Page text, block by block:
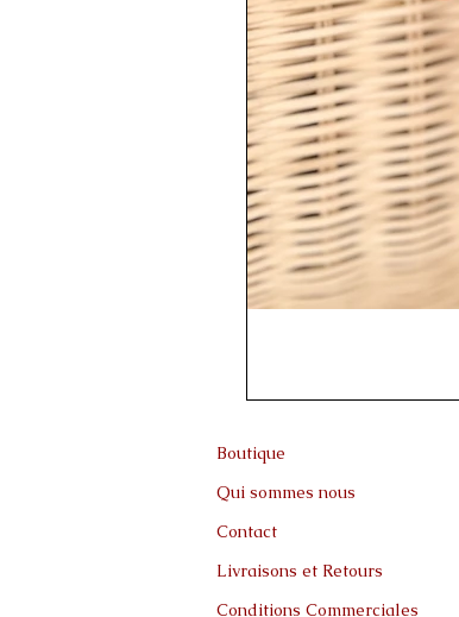
Boutique
Qui sommes nous
Contact
Livraisons et Retours
Conditions Commerciales